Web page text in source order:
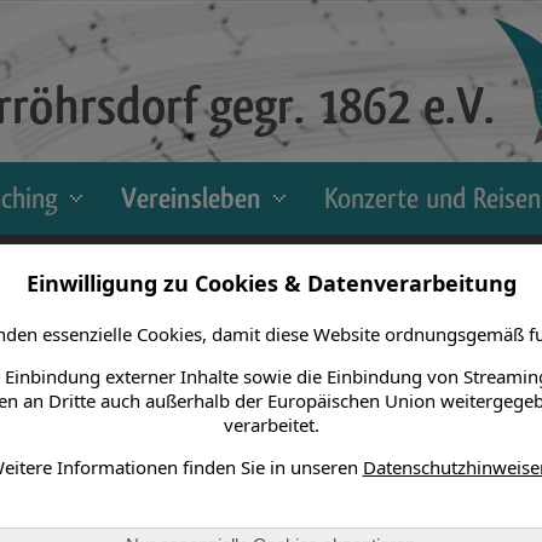
Einwilligung zu Cookies & Datenverarbeitung
essenzielle Cookies, damit diese Website ordnungsgemäß
Einbindung externer Inhalte sowie die Einbindung von
an Dritte auch außerhalb der Europäischen Union
verarbeitet.
Informationen finden Sie in unseren
gegr. 1862 e.V.
Vereinsleben Konzerte und Reisen
> Jahreshauptversammlung > 2005
etwas später statt als in den vergangenen Jahren
mal etwas Luft zum
mit der Zusammenkunft aller aktiven
Chorjahr.
Jahr gehörten natürlich das Parksingen (welches uns
in der Turnhalle Dürrröhrsdorf aber auch Auftritte im
waren zweifelsohne die Blaufahrt nach Berlin, wo wir